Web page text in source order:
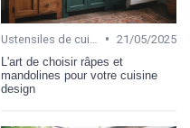
Ustensiles de cuisine • 21/05/2025
L'art de choisir râpes et
mandolines pour votre cuisine
design